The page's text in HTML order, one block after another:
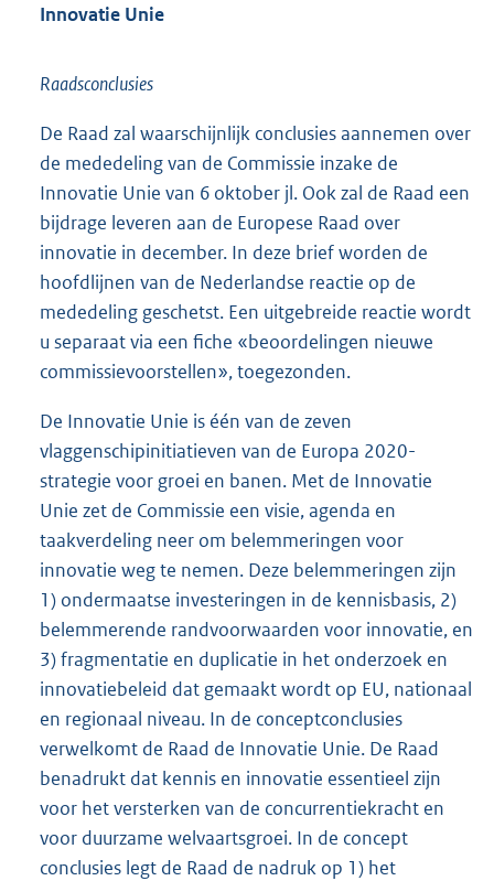
Innovatie Unie
Raadsconclusies
De Raad zal waarschijnlijk conclusies aannemen over
de mededeling van de Commissie inzake de
Innovatie Unie van 6 oktober jl. Ook zal de Raad een
bijdrage leveren aan de Europese Raad over
innovatie in december. In deze brief worden de
hoofdlijnen van de Nederlandse reactie op de
mededeling geschetst. Een uitgebreide reactie wordt
u separaat via een fiche «beoordelingen nieuwe
commissievoorstellen», toegezonden.
De Innovatie Unie is één van de zeven
vlaggenschipinitiatieven van de Europa 2020-
strategie voor groei en banen. Met de Innovatie
Unie zet de Commissie een visie, agenda en
taakverdeling neer om belemmeringen voor
innovatie weg te nemen. Deze belemmeringen zijn
1) ondermaatse investeringen in de kennisbasis, 2)
belemmerende randvoorwaarden voor innovatie, en
3) fragmentatie en duplicatie in het onderzoek en
innovatiebeleid dat gemaakt wordt op EU, nationaal
en regionaal niveau. In de conceptconclusies
verwelkomt de Raad de Innovatie Unie. De Raad
benadrukt dat kennis en innovatie essentieel zijn
voor het versterken van de concurrentiekracht en
voor duurzame welvaartsgroei. In de concept
conclusies legt de Raad de nadruk op 1) het